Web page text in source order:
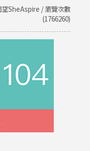
望SheAspire / 瀏覽次數
(1766260)